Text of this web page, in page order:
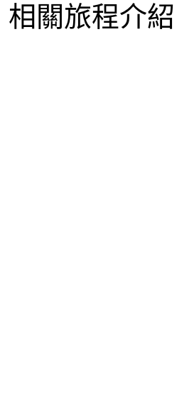
相關旅程介紹